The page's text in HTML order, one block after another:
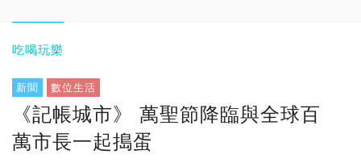
吃喝玩樂
新聞 數位生活
《記帳城市》 萬聖節降臨與全球百
萬市長一起搗蛋